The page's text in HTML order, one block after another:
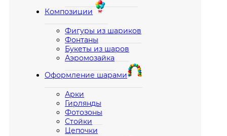
Композиции
Фигуры из шариков
Фонтаны
Букеты из шаров
Аэромозайка
Оформление шарами
Арки
Гирлянды
Фотозоны
Стойки
Цепочки